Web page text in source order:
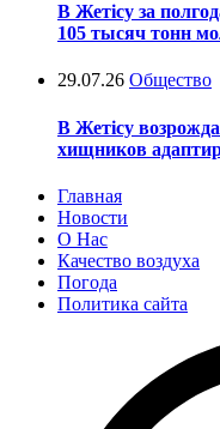
В Жетісу за
105 тысяч тонн
29.07.26 Общество
В Жетісу
хищников
Главная
Новости
О Нас
Качество воздуха
Погода
Политика сайта